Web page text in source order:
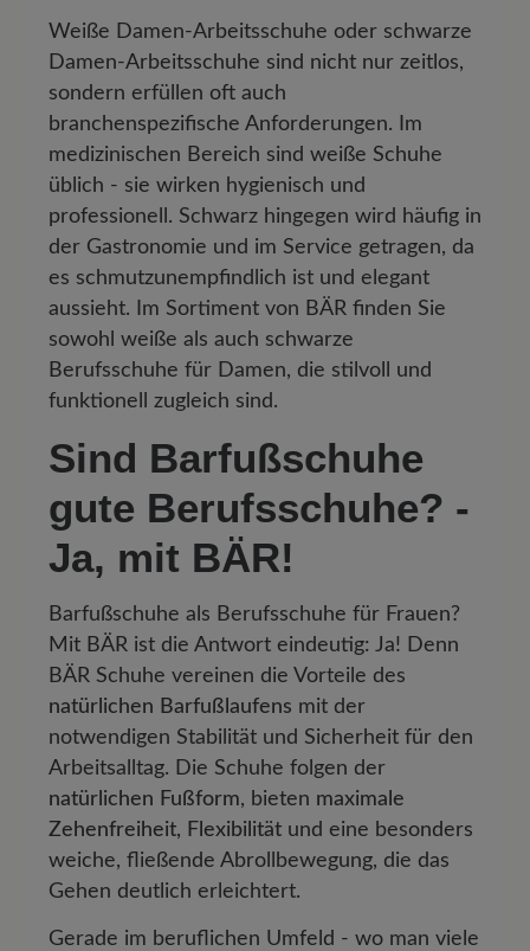
Weiße Damen-Arbeitsschuhe oder schwarze
Damen-Arbeitsschuhe sind nicht nur zeitlos,
sondern erfüllen oft auch
branchenspezifische Anforderungen. Im
medizinischen Bereich sind weiße Schuhe
üblich - sie wirken hygienisch und
professionell. Schwarz hingegen wird häufig in
der Gastronomie und im Service getragen, da
es schmutzunempfindlich ist und elegant
aussieht. Im Sortiment von BÄR finden Sie
sowohl weiße als auch schwarze
Berufsschuhe für Damen, die stilvoll und
funktionell zugleich sind.
Sind Barfußschuhe
gute Berufsschuhe? -
Ja, mit BÄR!
Barfußschuhe als Berufsschuhe für Frauen?
Mit BÄR ist die Antwort eindeutig: Ja! Denn
BÄR Schuhe vereinen die Vorteile des
natürlichen Barfußlaufens mit der
notwendigen Stabilität und Sicherheit für den
Arbeitsalltag. Die Schuhe folgen der
natürlichen Fußform, bieten maximale
Zehenfreiheit, Flexibilität und eine besonders
weiche, fließende Abrollbewegung, die das
Gehen deutlich erleichtert.
Gerade im beruflichen Umfeld - wo man viele